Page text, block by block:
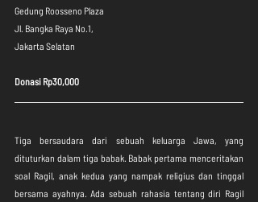
Gedung Roosseno Plaza
Jl. Bangka Raya No.1,
Jakarta Selatan
Donasi Rp30,000
Tiga bersaudara dari sebuah keluarga Jawa, yang
dituturkan dalam tiga babak. Babak pertama menceritakan
soal Ragil, anak kedua yang nampak religius dan tinggal
bersama ayahnya. Ada sebuah rahasia tentang diri Ragil